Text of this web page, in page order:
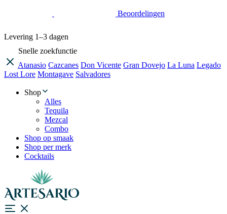
Beoordelingen
Levering 1–3 dagen
Snelle zoekfunctie
Atanasio Cazcanes Don Vicente Gran Dovejo La Luna Legado
Lost Lore Montagave Salvadores
Shop
Alles
Tequila
Mezcal
Combo
Shop op smaak
Shop per merk
Cocktails